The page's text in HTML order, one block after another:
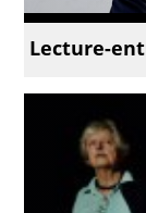
Lecture-